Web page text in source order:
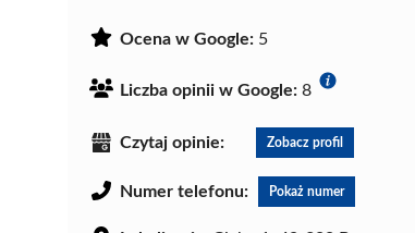
Ocena w Google: 5
Liczba opinii w Google: 8
Czytaj opinie: Zobacz profil
Numer telefonu: Pokaż numer